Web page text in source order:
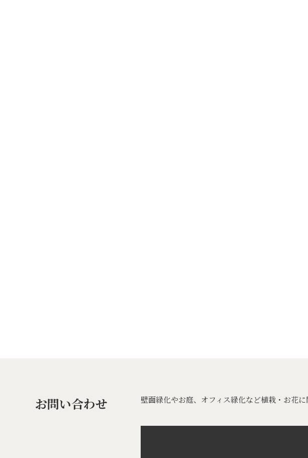
お問い合わせ 壁面緑化やお庭、オフィス緑化など植栽・お花